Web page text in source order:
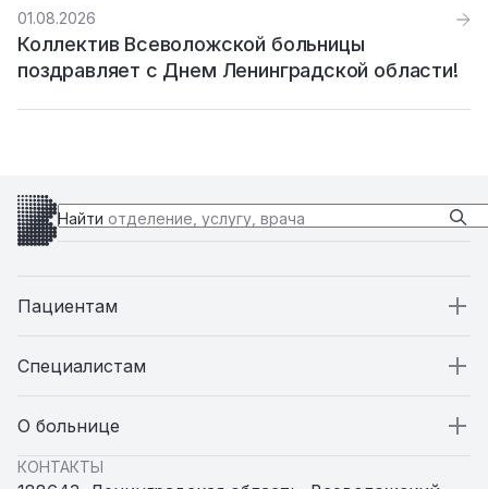
связи с проведением плановых технических
работ.
01.08.2026
Коллектив Всеволожской больницы
поздравляет с Днем Ленинградской области!
Найти отделение, услугу, врача
Пациентам
Пациентам
Стационар
Специалистам
Специалистам
Вакансии
О больнице
О больнице
КОНТАКТЫ